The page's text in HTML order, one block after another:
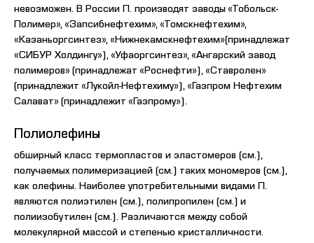
невозможен. В России П. производят заводы «Тобольск-
Полимер», «Запсибнефтехим», «Томскнефтехим»,
«Казаньоргсинтез», «Нижнекамскнефтехим»(принадлежат
«СИБУР Холдингу»), «Уфаоргсинтез», «Ангарский завод
полимеров» (принадлежат «Роснефти»), «Ставролен»
(принадлежит «Лукойл-Нефтехиму»), «Газпром Нефтехим
Салават» (принадлежит «Газпрому»).
Полиолефины
обширный класс термопластов и эластомеров (см.),
получаемых полимеризацией (см.) таких мономеров (см.),
как олефины. Наиболее употребительными видами П.
являются полиэтилен (см.), полипропилен (см.) и
полиизобутилен (см.). Различаются между собой
молекулярной массой и степенью кристалличности.